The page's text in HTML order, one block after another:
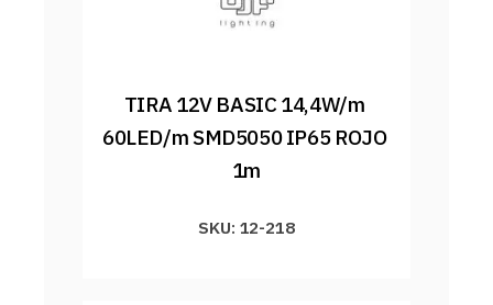
TIRA 12V BASIC 14,4W/m
60LED/m SMD5050 IP65 ROJO
1m
SKU: 12-218